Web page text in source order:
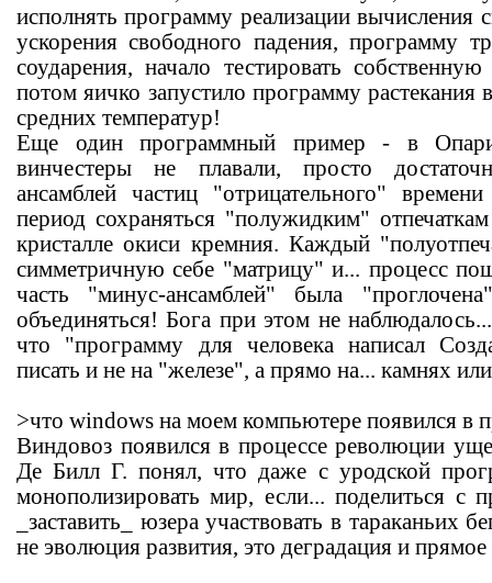
исполнять программу реализации вычисления
ускорения свободного падения, программу
соударения, начало тестировать
потом яичко запустило программу растекания
средних температур!
Еще один программный пример - в
винчестеры не плавали, просто
ансамблей частиц "отрицательного"
период сохраняться "полужидким"
кристалле окиси кремния. Каждый
симметричную себе "матрицу" и... процесс
часть "минус-ансамблей" была
объединяться! Бога при этом не
что "программу для человека написал
писать и не на "железе", а прямо на... камнях
>что windows на моем компьютере появился в
Виндовоз появился в процессе революции
Де Билл Г. понял, что даже с уродской
монополизировать мир, если... поделиться с
_заставить_ юзера участвовать в тараканьих
не эволюция развития, это деградация и